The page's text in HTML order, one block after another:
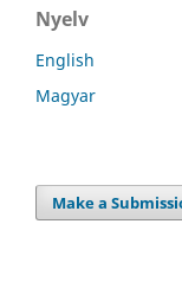
Nyelv
English
Magyar
Make a